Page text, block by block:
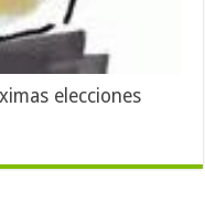
elecciones